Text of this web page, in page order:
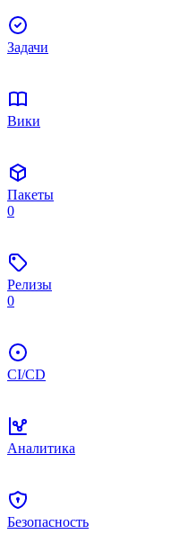
Задачи
Вики
Пакеты
0
Релизы
0
CI/CD
Аналитика
Безопасность